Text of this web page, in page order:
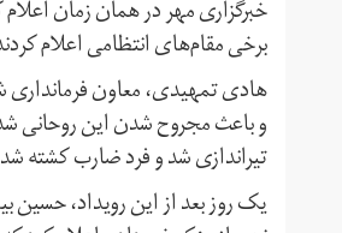
خبرگزاری مهر در همان زمان
برخی مقام‌های انتظامی اعلام
هادی تمهیدی، معاون فرمانداری
و باعث مجروح شدن این روحانی
تیراندازی شد و فرد ضارب کشته
یک روز بعد از این رویداد، حسین